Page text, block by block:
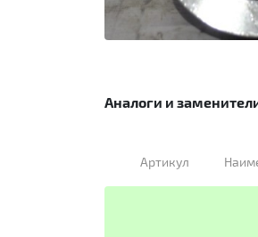
Аналоги и
Артикул